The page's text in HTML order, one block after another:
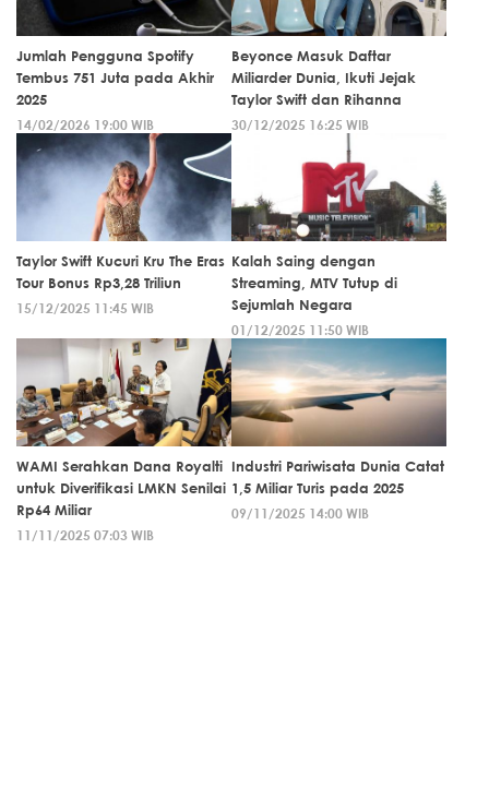
Jumlah Pengguna Spotify
Tembus 751 Juta pada Akhir
2025
14/02/2026 19:00 WIB
Beyonce Masuk Daftar
Miliarder Dunia, Ikuti Jejak
Taylor Swift dan Rihanna
30/12/2025 16:25 WIB
Taylor Swift Kucuri Kru The Eras
Tour Bonus Rp3,28 Triliun
15/12/2025 11:45 WIB
Kalah Saing dengan
Streaming, MTV Tutup di
Sejumlah Negara
01/12/2025 11:50 WIB
WAMI Serahkan Dana Royalti
untuk Diverifikasi LMKN Senilai
Rp64 Miliar
11/11/2025 07:03 WIB
Industri Pariwisata Dunia Catat
1,5 Miliar Turis pada 2025
09/11/2025 14:00 WIB